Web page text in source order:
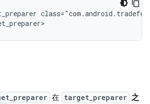
在 target_preparer 之